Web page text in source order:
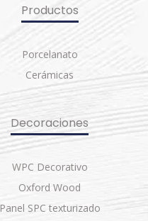
Productos
Porcelanato
Cerámicas
Decoraciones
WPC Decorativo
Oxford Wood
Panel SPC texturizado